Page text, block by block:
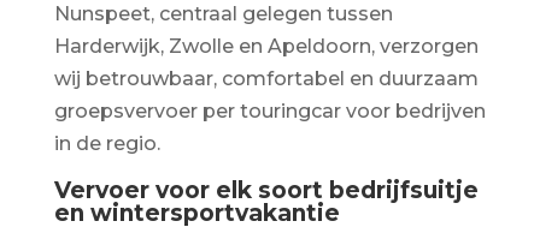
Nunspeet, centraal gelegen tussen
Harderwijk, Zwolle en Apeldoorn, verzorgen
wij betrouwbaar, comfortabel en duurzaam
groepsvervoer per touringcar voor bedrijven
in de regio.
Vervoer voor elk soort bedrijfsuitje
en wintersportvakantie